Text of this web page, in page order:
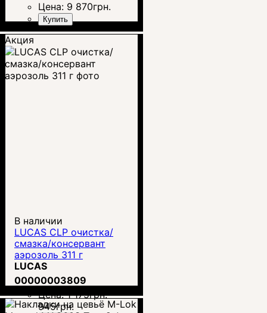
Цена: 9 870грн.
Купить
Акция
В наличии
LUCAS CLP очистка/
смазка/консервант
аэрозоль 311 г
LUCAS
00000003809
Цена:1 175грн.
945грн.